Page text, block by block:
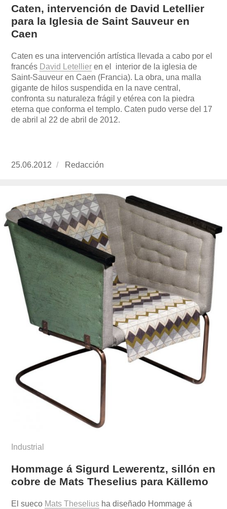
Caten, intervención de David Letellier
para la Iglesia de Saint Sauveur en
Caen
Caten es una intervención artística llevada a cabo por el
francés David Letellier en el interior de la iglesia de
Saint-Sauveur en Caen (Francia). La obra, una malla
gigante de hilos suspendida en la nave central,
confronta su naturaleza frágil y etérea con la piedra
eterna que conforma el templo. Caten pudo verse del 17
de abril al 22 de abril de 2012.
Publicado
25.06.2012 https://www.experimenta.es/author/redaccion/
Redacción
Industrial
Hommage á Sigurd Lewerentz, sillón en
cobre de Mats Theselius para Källemo
El sueco Mats Theselius ha diseñado Hommage á